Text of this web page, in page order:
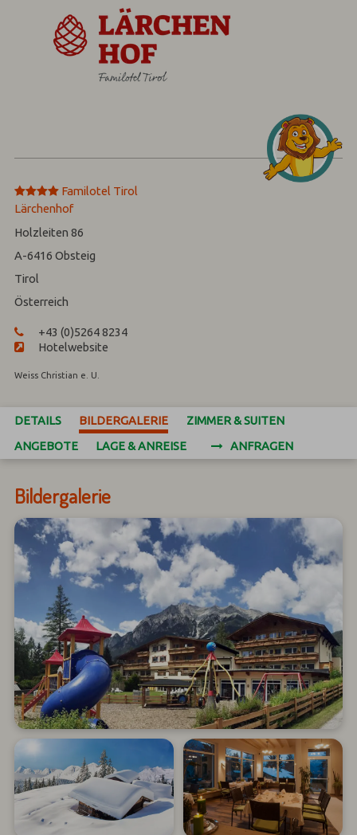
****
Familotel Tirol
Lärchenhof
Holzleiten 86
A-6416Obsteig
Tirol
Österreich
+43 (0)5264 8234
Hotelwebsite
Weiss Christian e. U.
DETAILS BILDERGALERIE
ZIMMER & SUITEN
ANGEBOTE
LAGE & ANREISE ANFRAGEN
Bildergalerie